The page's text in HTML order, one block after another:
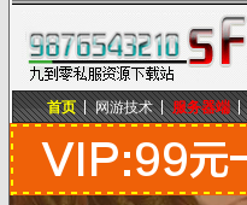
九到零私服资源下载站
首页 网游技术 服务器端